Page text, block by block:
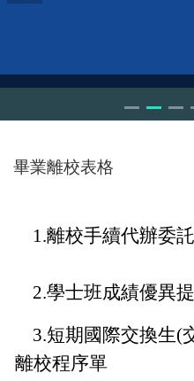
畢業離校表格
1.離校手續代辦委
2.學士班成績優異
3.短期國際交換生(
離校程序單